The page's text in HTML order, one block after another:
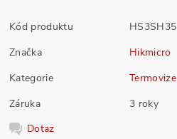
Kód produktu
HS3SH35
Značka
Hikmicro
Kategorie
Termovize
Záruka
3 roky
Dotaz